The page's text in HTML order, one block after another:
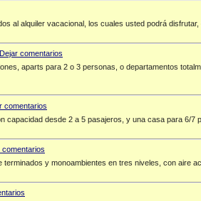
al alquiler vacacional, los cuales usted podrá
aparts para 2 o 3 personas, o departamentos
capacidad desde 2 a 5 pasajeros, y una casa para 6/
y monoambientes en tres niveles, con aire